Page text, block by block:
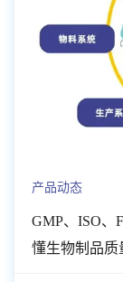
产品动态
GMP、ISO、
懂生物制品质